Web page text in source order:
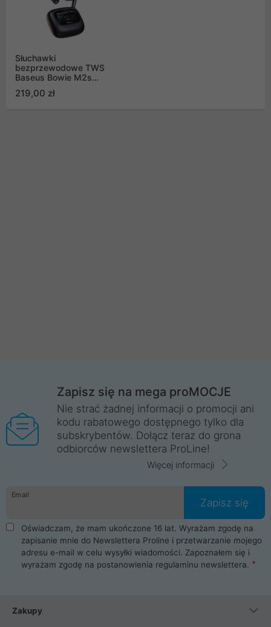
Słuchawki
bezprzewodowe TWS
Baseus Bowie M2s
interaktywnym ekranem
219,00 zł
Zapisz się na mega proMOCJE
Nie strać żadnej informacji o promocji ani
kodu rabatowego dostępnego tylko dla
subskrybentów. Dołącz teraz do grona
odbiorców newslettera ProLine!
Więcej informacji
Email
Zapisz się
Oświadczam, że mam ukończone 16 lat. Wyrażam zgodę na
zapisanie mnie do Newslettera Proline i przetwarzanie mojego
adresu e-mail w celu wysyłki wiadomości. Zapoznałem się i
wyrażam zgodę na postanowienia regulaminu newslettera.
Zakupy